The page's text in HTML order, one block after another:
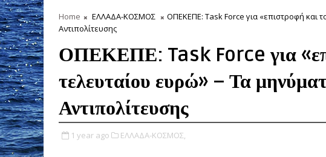
Home ΕΛΛΑΔΑ-ΚΟΣΜΟΣ
ΟΠΕΚΕΠΕ: Task Force για «επιστροφή και
Αντιπολίτευσης
ΟΠΕΚΕΠΕ: Task Force για
τελευταίου ευρώ» – Τα
Αντιπολίτευσης
1 year ago ΕΛΛΑΔΑ-ΚΟΣΜΟΣ,